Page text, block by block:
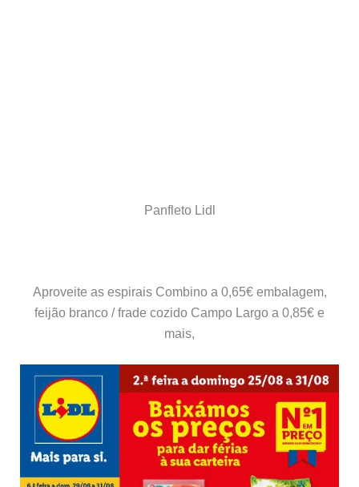
Panfleto Lidl
Aproveite as espirais Combino a 0,65€ embalagem,
feijão branco / frade cozido Campo Largo a 0,85€ e
mais,